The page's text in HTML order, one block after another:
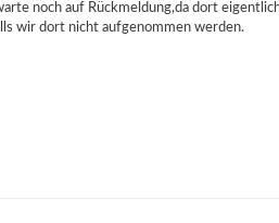
noch auf Rückmeldung,da dort
wir dort nicht aufgenommen werden.